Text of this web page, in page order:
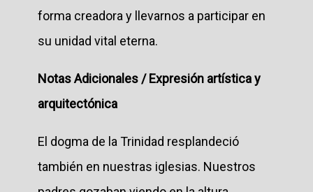
forma creadora y llevarnos a participar en
su unidad vital eterna.
Notas Adicionales / Expresión artística y
arquitectónica
El dogma de la Trinidad resplandeció
también en nuestras iglesias. Nuestros